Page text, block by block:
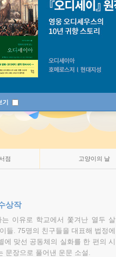
기
점 고양이의 날
상작
는 이유로 학교에서 쫓겨난 열두 살
들. 75명의 친구들을 대표해 법정에
에 맞선 공동체의 실화를 한 편의 시
문장으로 풀어낸 운문 소설.